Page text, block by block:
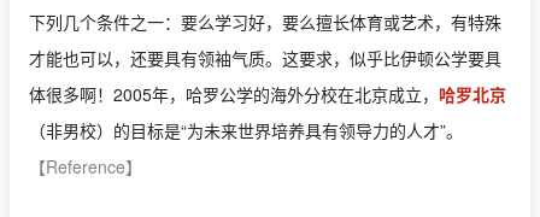
下列几个条件之一：要么学习好，要么擅长体育或艺术，有特殊
才能也可以，还要具有领袖气质。这要求，似乎比伊顿公学要具
体很多啊！2005年，哈罗公学的海外分校在北京成立， 哈罗北京
（非男校）的目标是“为未来世界培养具有领导力的人才”。
【Reference】